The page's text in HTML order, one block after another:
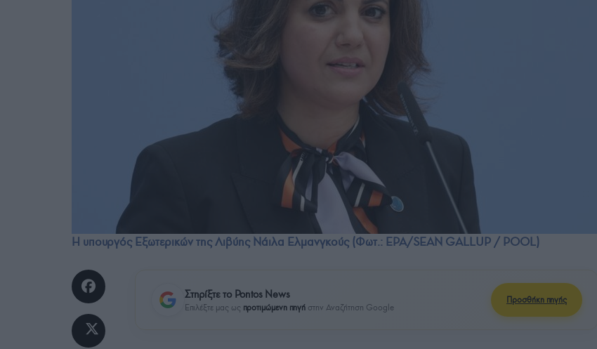
Η υπουργός Εξωτερικών της Λιβύης Νάιλα Ελμανγκούς (Φωτ.: EPA/SEAN GALLUP / POOL)
Στηρίξτε το Pontos News
Επιλέξτε μας ως προτιμώμενη πηγή στην Αναζήτηση Google
Προσθήκη πηγής